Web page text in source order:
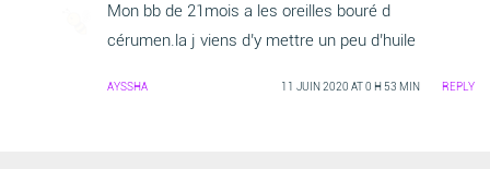
Mon bb de 21mois a les oreilles bouré d
cérumen.la j viens d’y mettre un peu d’huile
AYSSHA REPLY
11 JUIN 2020 AT 0 H 53 MIN